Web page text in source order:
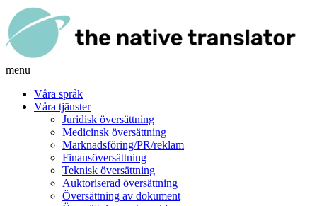
menu
Våra språk
Våra tjänster
Juridisk översättning
Medicinsk översättning
Marknadsföring/PR/reklam
Finansöversättning
Teknisk översättning
Auktoriserad översättning
Översättning av dokument